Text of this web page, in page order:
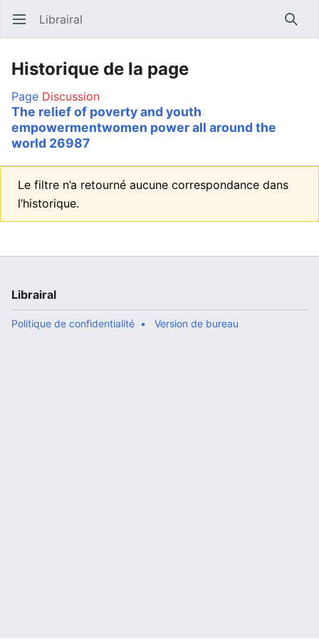
Ouvrir le menu principal Librairal
Historique de la page
Page Discussion
The relief of poverty and youth
empowermentwomen power all around the
world 26987
Le filtre n’a retourné aucune correspondance dans
l’historique.
Librairal
Politique de confidentialité Version de bureau